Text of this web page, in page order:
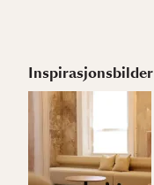
Inspirasjonsbilder